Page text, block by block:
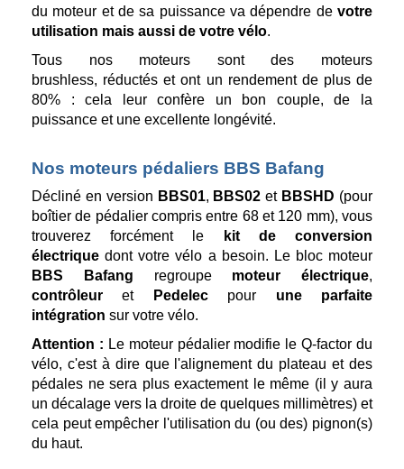
du moteur et de sa puissance va dépendre de votre
utilisation mais aussi de votre vélo.
Tous nos moteurs sont des moteurs
brushless, réductés et ont un rendement de plus de
80% : cela leur confère un bon couple, de la
puissance et une excellente longévité.
Nos moteurs pédaliers BBS Bafang
Décliné en version BBS01, BBS02 et BBSHD (pour
boîtier de pédalier compris entre 68 et 120 mm), vous
trouverez forcément le
kit de conversion
électrique dont votre vélo a besoin. Le bloc moteur
BBS Bafang regroupe moteur électrique,
contrôleur et Pedelecpour
une parfaite
intégration sur votre vélo.
Attention : Le moteur pédalier modifie le Q-factor du
vélo, c'est à dire que l'alignement du plateau et des
pédales ne sera plus exactement le même (il y aura
un décalage vers la droite de quelques millimètres) et
cela peut empêcher l'utilisation du (ou des) pignon(s)
du haut.